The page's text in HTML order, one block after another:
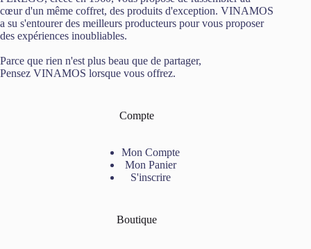
cœur d'un même coffret, des produits d'exception. VINAMOS
a su s'entourer des meilleurs producteurs pour vous proposer
des expériences inoubliables.
Parce que rien n'est plus beau que de partager,
Pensez VINAMOS lorsque vous offrez.
Compte
Mon Compte
Mon Panier
S'inscrire
Boutique